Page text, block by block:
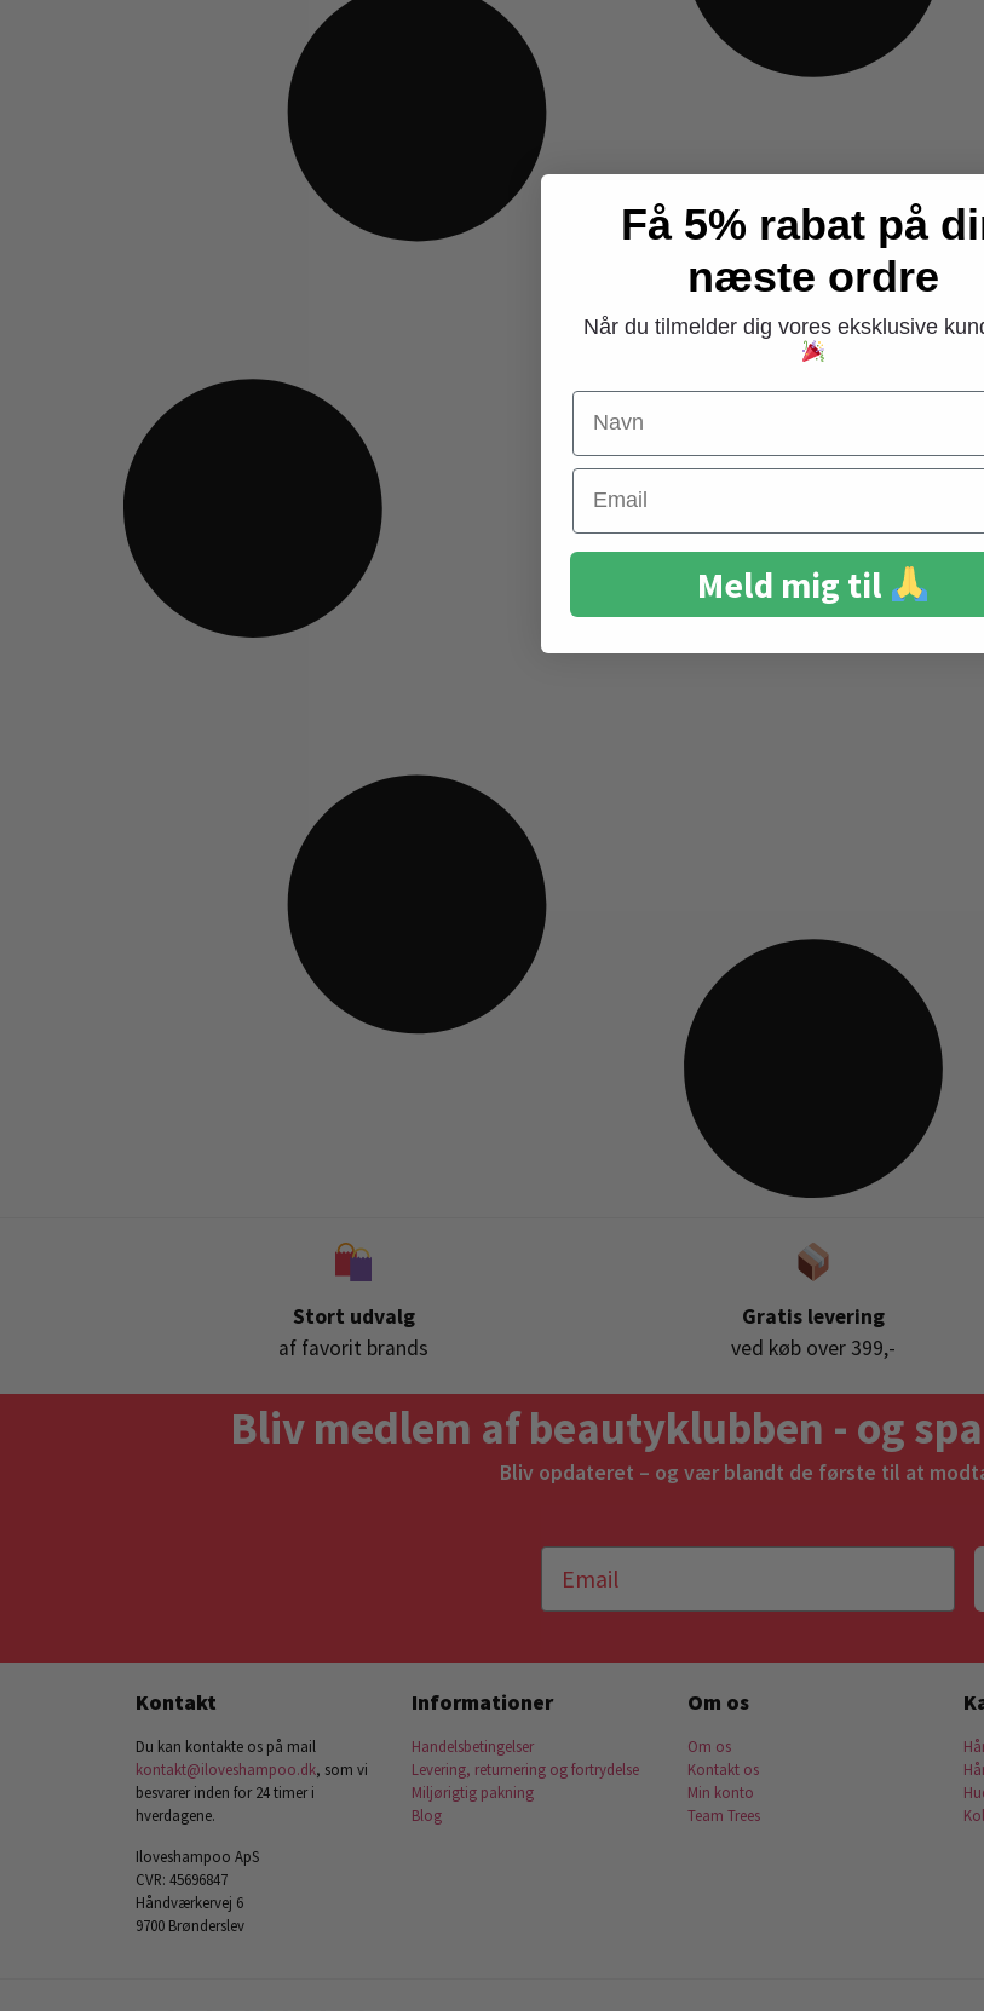
Stort udvalg
af favorit brands
Gratis levering
ved køb over 399,-
Bliv medlem af beautyklubben - og
Bliv opdateret – og vær blandt de første til at
Kontakt
Du kan kontakte os på mail
kontakt@iloveshampoo.dk, som vi
besvarer inden for 24 timer i
hverdagene.
Iloveshampoo ApS
CVR: 45696847
Håndværkervej 6
9700 Brønderslev
Informationer
Handelsbetingelser
Levering, returnering og fortrydelse
Miljørigtig pakning
Blog
Om os
Om os
Kontakt os
Min konto
Team Trees
Få 5% rabat på
næste ordre
Når du tilmelder dig vores eksklusive
Navn
Email
Meld mig til